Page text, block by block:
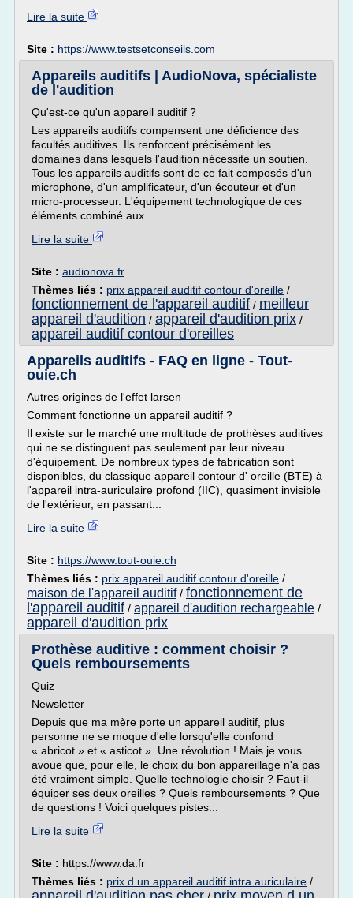
Lire la suite
Site : https://www.testsetconseils.com
Appareils auditifs | AudioNova, spécialiste
de l'audition
Qu'est-ce qu'un appareil auditif ?
Les appareils auditifs compensent une déficience des
facultés auditives. Ils renforcent précisément les
domaines dans lesquels l'audition nécessite un soutien.
Tous les appareils auditifs sont de ce fait composés d'un
microphone, d'un amplificateur, d'un écouteur et d'un
micro-processeur. L'équipement technologique de ces
éléments combiné aux...
Lire la suite
Site : audionova.fr
Thèmes liés : prix appareil auditif contour d'oreille /
fonctionnement de l'appareil auditif / meilleur
appareil d'audition / appareil d'audition prix /
appareil auditif contour d'oreilles
Appareils auditifs - FAQ en ligne - Tout-
ouie.ch
Autres origines de l'effet larsen
Comment fonctionne un appareil auditif ?
Il existe sur le marché une multitude de prothèses auditives
qui ne se distinguent pas seulement par leur niveau
d'équipement. De nombreux types de fabrication sont
disponibles, du classique appareil contour d' oreille (BTE) à
l'appareil intra-auriculaire profond (IIC), quasiment invisible
de l'extérieur, en passant...
Lire la suite
Site : https://www.tout-ouie.ch
Thèmes liés : prix appareil auditif contour d'oreille /
maison de l'appareil auditif/ fonctionnement de
l'appareil auditif / appareil d'audition rechargeable /
appareil d'audition prix
Prothèse auditive : comment choisir ?
Quels remboursements
Quiz
Newsletter
Depuis que ma mère porte un appareil auditif, plus
personne ne se moque d'elle lorsqu'elle confond
« abricot » et « asticot ». Une révolution ! Mais je vous
avoue que, pour elle, le choix du bon appareillage n'a pas
été vraiment simple. Quelle technologie choisir ? Faut-il
équiper ses deux oreilles ? Quels remboursements ? Que
de questions ! Voici quelques pistes...
Lire la suite
Site : https://www.da.fr
Thèmes liés : prix d un appareil auditif intra auriculaire /